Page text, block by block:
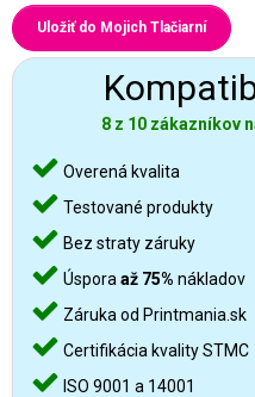
Uložiť do Mojich Tlačiarní
8 z 10 zákazníkov
Overená kvalita
Testované produkty
Bez straty záruky
Úspora až 75% nákladov
Záruka od Printmania.sk
Certifikácia kvality STMC
ISO 9001 a 14001